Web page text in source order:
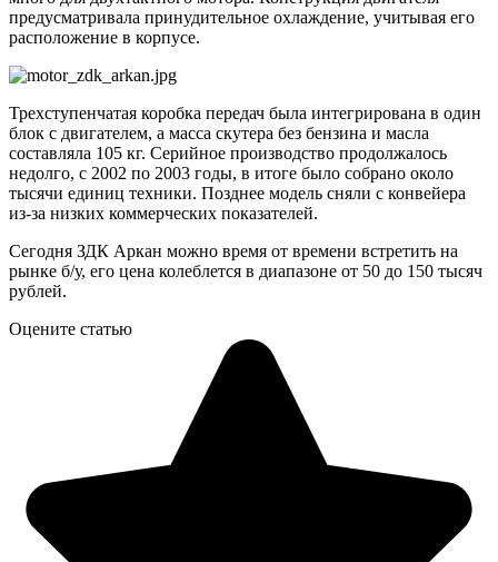
предусматривала принудительное охлаждение, учитывая его
расположение в корпусе.
Трехступенчатая коробка передач была интегрирована в один
блок с двигателем, а масса скутера без бензина и масла
составляла 105 кг. Серийное производство продолжалось
недолго, с 2002 по 2003 годы, в итоге было собрано около
тысячи единиц техники. Позднее модель сняли с конвейера
из-за низких коммерческих показателей.
Сегодня ЗДК Аркан можно время от времени встретить на
рынке б/у, его цена колеблется в диапазоне от 50 до 150 тысяч
рублей.
Оцените статью